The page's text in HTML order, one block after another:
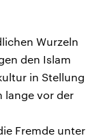
Wurzeln
den Islam
in Stellung
lange vor der
Fremde unter